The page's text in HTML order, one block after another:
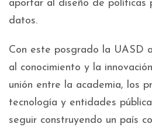
aportar al diseño de políticas
datos.
Con este posgrado la UASD
al conocimiento y la
unión entre la academia, los
tecnología y entidades
seguir construyendo un país